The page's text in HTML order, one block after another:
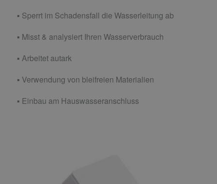
▪ Sperrt im Schadensfall die Wasserleitung ab
▪ Misst & analysiert Ihren Wasserverbrauch
▪ Arbeitet autark
▪ Verwendung von bleifreien Materialien
▪ Einbau am Hauswasseranschluss